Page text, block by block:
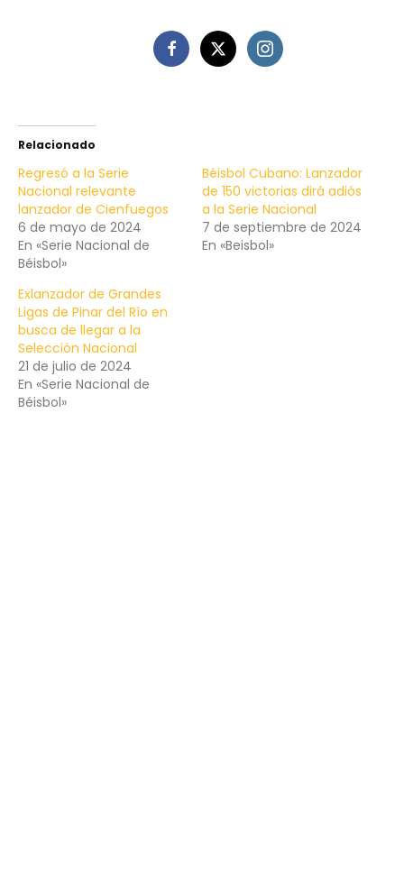
Relacionado
Regresó a la Serie
Nacional relevante
lanzador de Cienfuegos
6 de mayo de 2024
En «Serie Nacional de
Béisbol»
Béisbol Cubano: Lanzador
de 150 victorias dirá adiós
a la Serie Nacional
7 de septiembre de 2024
En «Beisbol»
Exlanzador de Grandes
Ligas de Pinar del Río en
busca de llegar a la
Selección Nacional
21 de julio de 2024
En «Serie Nacional de
Béisbol»